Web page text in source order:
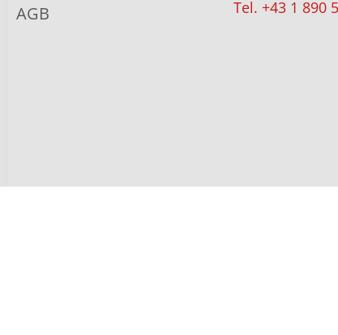
AGB
Tel. +43 1 890